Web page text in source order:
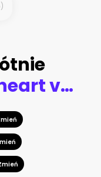
Doodle sacred heart vector seamless pattern